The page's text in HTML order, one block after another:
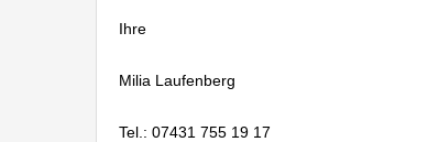
Ihre
Milia Laufenberg
Tel.: 07431 755 19 17